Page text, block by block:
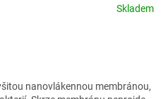
Skladem
nanovlákennou membránou,